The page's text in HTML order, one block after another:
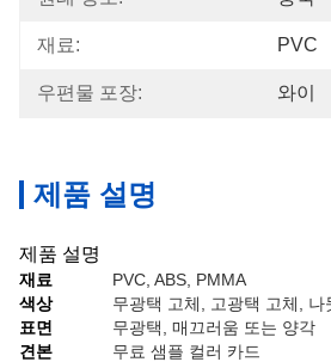
재료: PVC
우편물 포장: 와이
제품 설명
제품 설명
재료
PVC, ABS, PMMA
색상
무광택 고체, 고광택 고체, 나
표면
무광택, 매끄러움 또는 양각
견본
무료 샘플 컬러 카드